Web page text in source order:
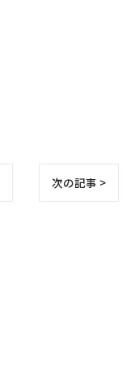
次の記事 >